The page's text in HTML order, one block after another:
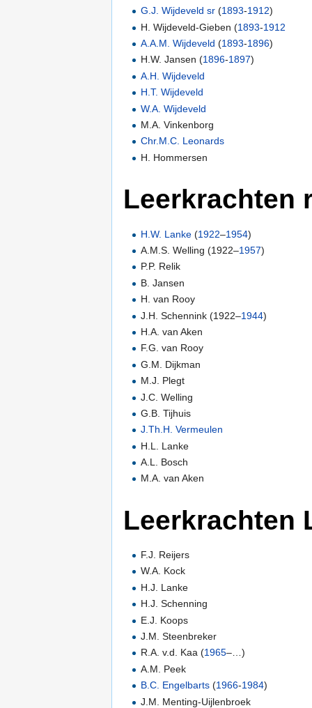
G.J. Wijdeveld sr (1893-1912)
H. Wijdeveld-Gieben (1893-1912
A.A.M. Wijdeveld (1893-1896)
H.W. Jansen (1896-1897)
A.H. Wijdeveld
H.T. Wijdeveld
W.A. Wijdeveld
M.A. Vinkenborg
Chr.M.C. Leonards
H. Hommersen
Leerkrachten
H.W. Lanke (1922–1954)
A.M.S. Welling (1922–1957)
P.P. Relik
B. Jansen
H. van Rooy
J.H. Schennink (1922–1944)
H.A. van Aken
F.G. van Rooy
G.M. Dijkman
M.J. Plegt
J.C. Welling
G.B. Tijhuis
J.Th.H. Vermeulen
H.L. Lanke
A.L. Bosch
M.A. van Aken
Leerkrachten
F.J. Reijers
W.A. Kock
H.J. Lanke
H.J. Schenning
E.J. Koops
J.M. Steenbreker
R.A. v.d. Kaa (1965–…)
A.M. Peek
B.C. Engelbarts (1966-1984)
J.M. Menting-Uijlenbroek